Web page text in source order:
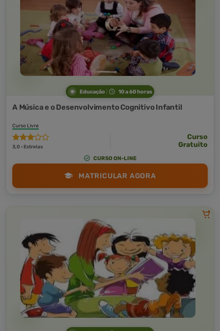
Educação 10 a 60 horas
A Música e o Desenvolvimento Cognitivo Infantil
Curso Livre
3,0 · Estrelas
Curso
Gratuito
CURSO ON-LINE
MATRICULAR AGORA